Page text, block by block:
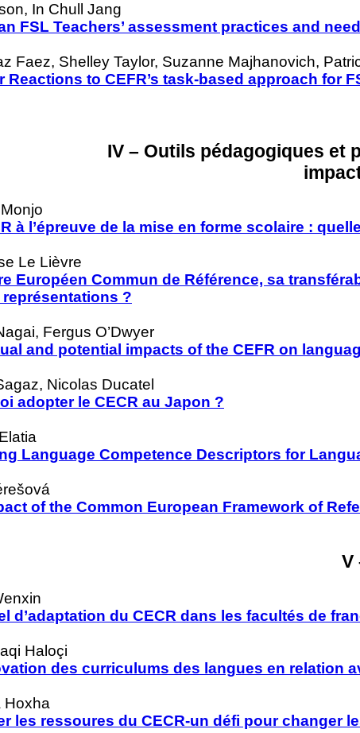
In Chull Jang
FSL Teachers’ assessment practices and
Faez, Shelley Taylor, Suzanne Majhanovich,
Reactions to CEFR’s task-based approach for
IV – Outils pédagogiques et
à l’épreuve de la mise en forme scolaire :
Le Lièvre
Européen Commun de Référence, sa
?
Fergus O’Dwyer
and potential impacts of the CEFR on
Nicolas Ducatel
adopter le CECR au Japon ?
Language Competence Descriptors for
of the Common European Framework of
V
d’adaptation du CECR dans les facultés de
Haloçi
des curriculums des langues en relation
Hoxha
les ressoures du CECR-un défi pour changer